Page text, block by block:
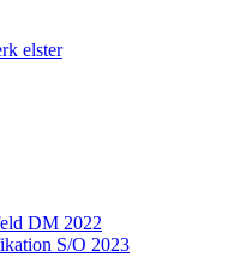
elster
DM 2022
S/O 2023